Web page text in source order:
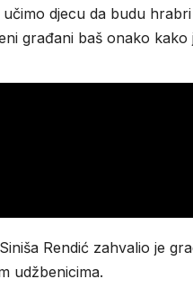
djecu da budu
građani baš onako
Rendić zahvalio je
udžbenicima.